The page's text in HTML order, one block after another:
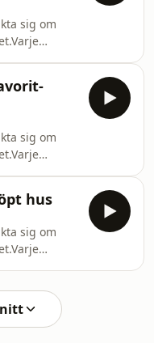
sig om
sig om
hus
sig om